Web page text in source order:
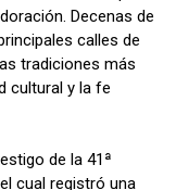
Decenas de
calles de
tradiciones más
cultural y la fe
de la 41ª
cual registró una